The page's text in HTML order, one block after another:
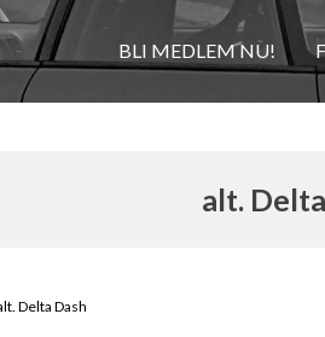
BLI MEDLEM NU!
alt.
Delta Dash